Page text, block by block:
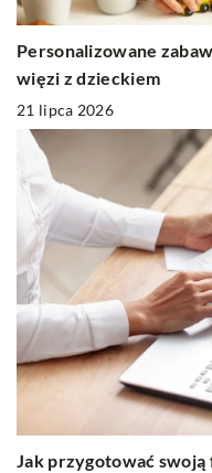
Personalizowane
więzi z dzieckiem
21 lipca 2026
Jak przygotować